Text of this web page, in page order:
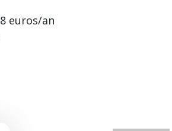
euros/an